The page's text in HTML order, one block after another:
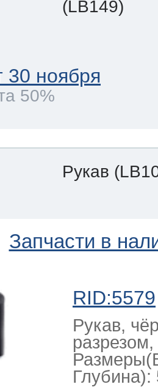
(LB149)
30 ноября
50%
Рукав
Запчасти в
RID:5579
Рукав,
Глубина):